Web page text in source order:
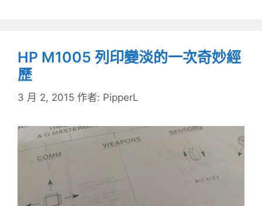
HP M1005 列印變淡的一次奇妙經
歷
3 月 2, 2015 作者: PipperL